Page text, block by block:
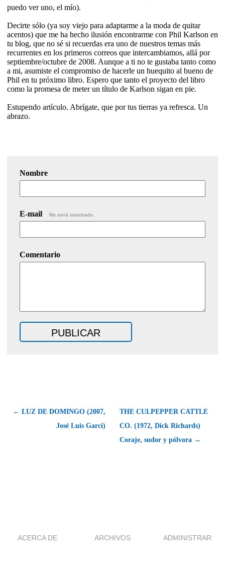
puedo ver uno, el mío).
Decirte sólo (ya soy viejo para adaptarme a la moda de quitar
acentos) que me ha hecho ilusión encontrarme con Phil Karlson en
tu blog, que no sé si recuerdas era uno de nuestros temas más
recurrentes en los primeros correos que intercambiamos, allá por
septiembre/octubre de 2008. Aunque a ti no te gustaba tanto como
a mi, asumiste el compromiso de hacerle un huequito al bueno de
Phil en tu próximo libro. Espero que tanto el proyecto del libro
como la promesa de meter un título de Karlson sigan en pie.
Estupendo artículo. Abrígate, que por tus tierras ya refresca. Un
abrazo.
Nombre
E-mail No será mostrado.
Comentario
← LUZ DE DOMINGO (2007,
José Luís Garci)
THE CULPEPPER CATTLE
CO. (1972, Dick Richards)
Coraje, sudor y pólvora →
ACERCA DE ARCHIVOS ADMINISTRAR